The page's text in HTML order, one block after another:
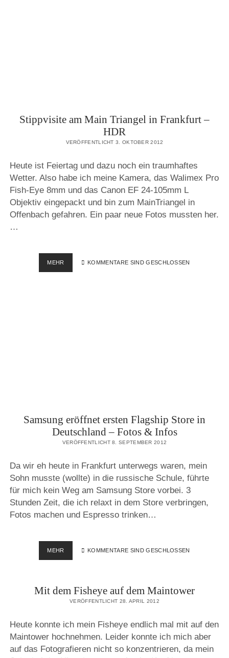
Stippvisite am Main Triangel in Frankfurt –
HDR
VERÖFFENTLICHT 3. OKTOBER 2012
Heute ist Feiertag und dazu noch ein traumhaftes
Wetter. Also habe ich meine Kamera, das Walimex Pro
Fish-Eye 8mm und das Canon EF 24-105mm L
Objektiv eingepackt und bin zum MainTriangel in
Offenbach gefahren. Ein paar neue Fotos mussten her.
…
MEHR STIPPVISITE
AM
KOMMENTARE SIND GESCHLOSSEN
Samsung eröffnet ersten Flagship Store in
Deutschland – Fotos & Infos
VERÖFFENTLICHT 8. SEPTEMBER 2012
Da wir eh heute in Frankfurt unterwegs waren, mein
Sohn musste (wollte) in die russische Schule, führte
für mich kein Weg am Samsung Store vorbei. 3
Stunden Zeit, die ich relaxt in dem Store verbringen,
Fotos machen und Espresso trinken…
MEHR SAMSUNG
ERÖFFNET
STORE
IN
FOTOS
&
INFOS
KOMMENTARE SIND GESCHLOSSEN
Mit dem Fisheye auf dem Maintower
VERÖFFENTLICHT 28. APRIL 2012
Heute konnte ich mein Fisheye endlich mal mit auf den
Maintower hochnehmen. Leider konnte ich mich aber
auf das Fotografieren nicht so konzentrieren, da mein